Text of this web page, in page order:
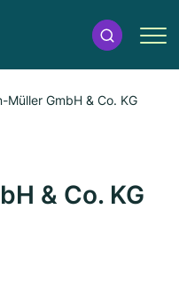
Müller GmbH & Co. KG
& Co. KG